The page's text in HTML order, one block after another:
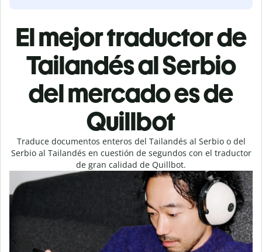
El mejor traductor de
Tailandés al Serbio
del mercado es de
Quillbot
Traduce documentos enteros del Tailandés al Serbio o del
Serbio al Tailandés en cuestión de segundos con el traductor
de gran calidad de Quillbot.